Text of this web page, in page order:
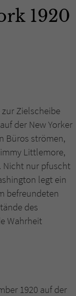
1920
Zielscheibe
der New Yorker
Büros strömen,
Littlemore,
Nicht nur pfuscht
legt ein
befreundeten
des
Wahrheit
1920 auf der
& Co. KG
Kommunikation der
wird benötigt um z. B.
zu